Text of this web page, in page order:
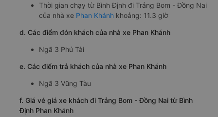
Thời gian chạy từ Bình Định đi Trảng Bom - Đồng Nai
của nhà xe Phan Khánh khoảng: 11.3 giờ
d. Các điểm đón khách của nhà xe Phan Khánh
Ngã 3 Phú Tài
e. Các điểm trả khách của nhà xe Phan Khánh
Ngã 3 Vũng Tàu
f. Giá vé giá xe khách đi Trảng Bom - Đồng Nai từ Bình
Định Phan Khánh